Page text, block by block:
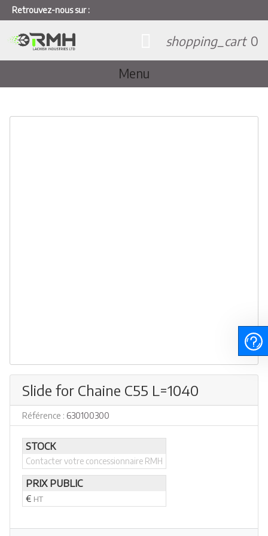
Retrouvez-nous sur :
Menu
shopping_cart 0
Slide for Chaine C55 L=1040
Référence : 630100300
STOCK
Contacter votre concessionnaire RMH
PRIX PUBLIC
€ HT